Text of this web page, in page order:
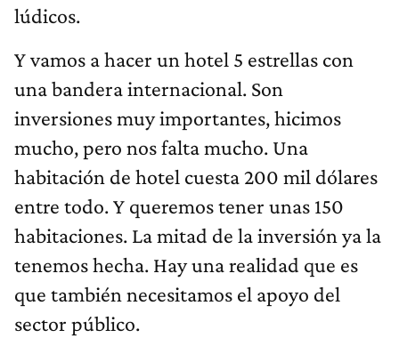
lúdicos.
Y vamos a hacer un hotel 5 estrellas con
una bandera internacional. Son
inversiones muy importantes, hicimos
mucho, pero nos falta mucho. Una
habitación de hotel cuesta 200 mil dólares
entre todo. Y queremos tener unas 150
habitaciones. La mitad de la inversión ya la
tenemos hecha. Hay una realidad que es
que también necesitamos el apoyo del
sector público.